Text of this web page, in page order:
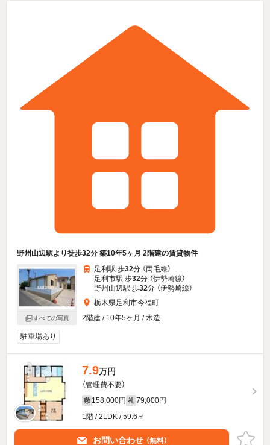
野州山辺駅より徒歩32分 築10年5ヶ月 2階建の賃貸物件
すべての写真
足利駅 歩32分 （両毛線）
足利市駅 歩32分 （伊勢崎線）
野州山辺駅 歩32分 （伊勢崎線）
栃木県足利市今福町
2階建 / 10年5ヶ月 / 木造
駐車場あり
7.9万円
（管理費不要）
敷 158,000円 礼 79,000円
1階 / 2LDK / 59.6㎡
お問い合わせ （無料）